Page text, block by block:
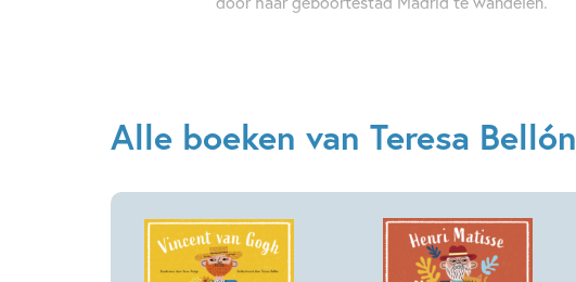
Alle boeken van Teresa Bellón